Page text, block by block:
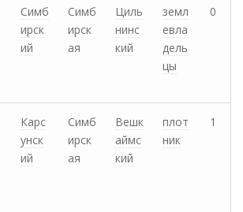
Симб
ирск
ий
Симб
ирск
ая
Циль
нинс
кий
земл
евла
дель
цы
0
Карс
унск
ий
Симб
ирск
ая
Вешк
аймс
кий
плот
ник
1